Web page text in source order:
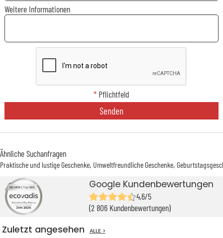
Weitere Informationen
* Pflichtfeld
Senden
Ähnliche Suchanfragen
Praktische und lustige Geschenke Umweltfreundliche Geschenke
Google Kundenbewertungen
4,6/5
(2 806 Kundenbewertungen)
Zuletzt angesehen ALLE >